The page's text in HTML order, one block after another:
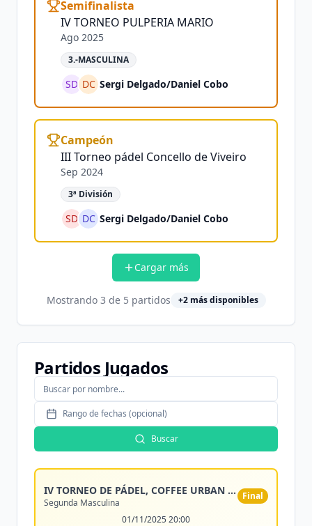
Semifinalista
IV TORNEO PULPERIA MARIO
Ago 2025
3.-MASCULINA
SD DC Sergi Delgado/Daniel Cobo
Campeón
III Torneo pádel Concello de Viveiro
Sep 2024
3ª División
SD DC Sergi Delgado/Daniel Cobo
Cargar más
Mostrando 3 de 5 partidos +2más disponibles
Partidos Jugados
Rango de fechas (opcional)
Buscar
IV TORNEO DE PÁDEL, COFFEE URBAN ROASTERS
Segunda Masculina
Final
01/11/2025 20:00